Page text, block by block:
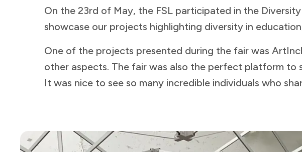
On the 23rd of May, the FSL participated in the
showcase our projects highlighting diversity in education, culture, and more.​​​​‌
One of the projects presented during the fair was
other aspects. The fair was also the perfect platform to
It was nice to see so many incredible individuals who share our passion for celebrating a difference.​​​​‌